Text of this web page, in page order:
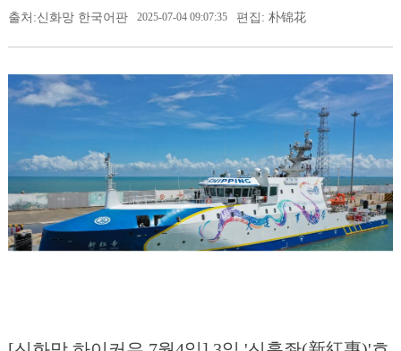
출처:신화망 한국어판 2025-07-04 09:07:35 편집: 朴锦花